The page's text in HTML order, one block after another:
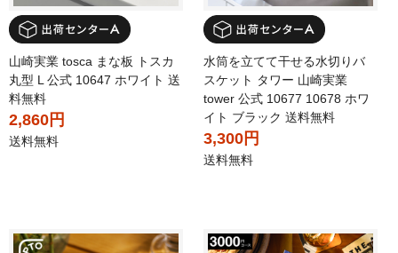
山崎実業 tosca まな板 トスカ
丸型 L 公式 10647 ホワイト 送
料無料
2,860円
送料無料
水筒を立てて干せる水切りバ
スケット タワー 山崎実業
tower 公式 10677 10678 ホワ
イト ブラック 送料無料
3,300円
送料無料